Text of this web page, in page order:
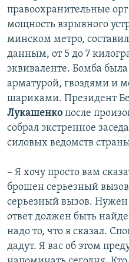
правоохранительные
мощность взрывного
минском метро,
данным, от 5 до 7
эквиваленте. Бомба
арматурой, гвоздями и
шариками. Президент
Лукашенко после
собрал экстренное
силовых ведомств
– Я хочу просто вам
брошен серьезный
серьезный вызов. Нужен
ответ должен быть
надо то, что я сказал.
дадут. Я вас об этом